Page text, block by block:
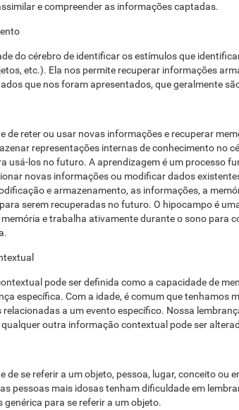
e compreender as informações captadas.
do cérebro de identificar os estímulos que
etc.). Ela nos permite recuperar informações
que nos foram apresentados, que geralmente
de reter ou usar novas informações e recuperar
representações internas de conhecimento no
usá-los no futuro. A aprendizagem é um processo
novas informações ou modificar dados
e armazenamento, as informações, a
serem recuperadas no futuro. O hipocampo é
memória e trabalha ativamente durante o sono para
pode ser definida como a capacidade de
específica. Com a idade, é comum que tenhamos
a um evento específico. Nossa
outra informação contextual pode ser
de se referir a um objeto, pessoa, lugar, conceito ou
pessoas mais idosas tenham dificuldade em
genérica para se referir a um objeto.